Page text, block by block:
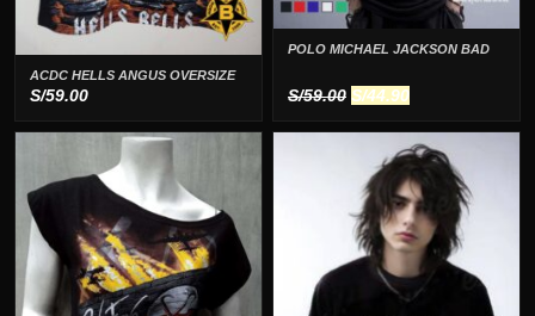
ACDC HELLS ANGUS OVERSIZE
S/59.00
POLO MICHAEL JACKSON BAD
S/59.00 El
original
era:
S/59.00.
S/44.90El
actual
es:
S/44.90.